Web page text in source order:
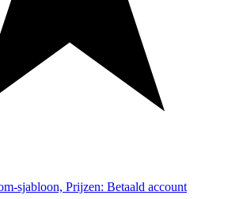
sjabloon, Prijzen: Betaald account